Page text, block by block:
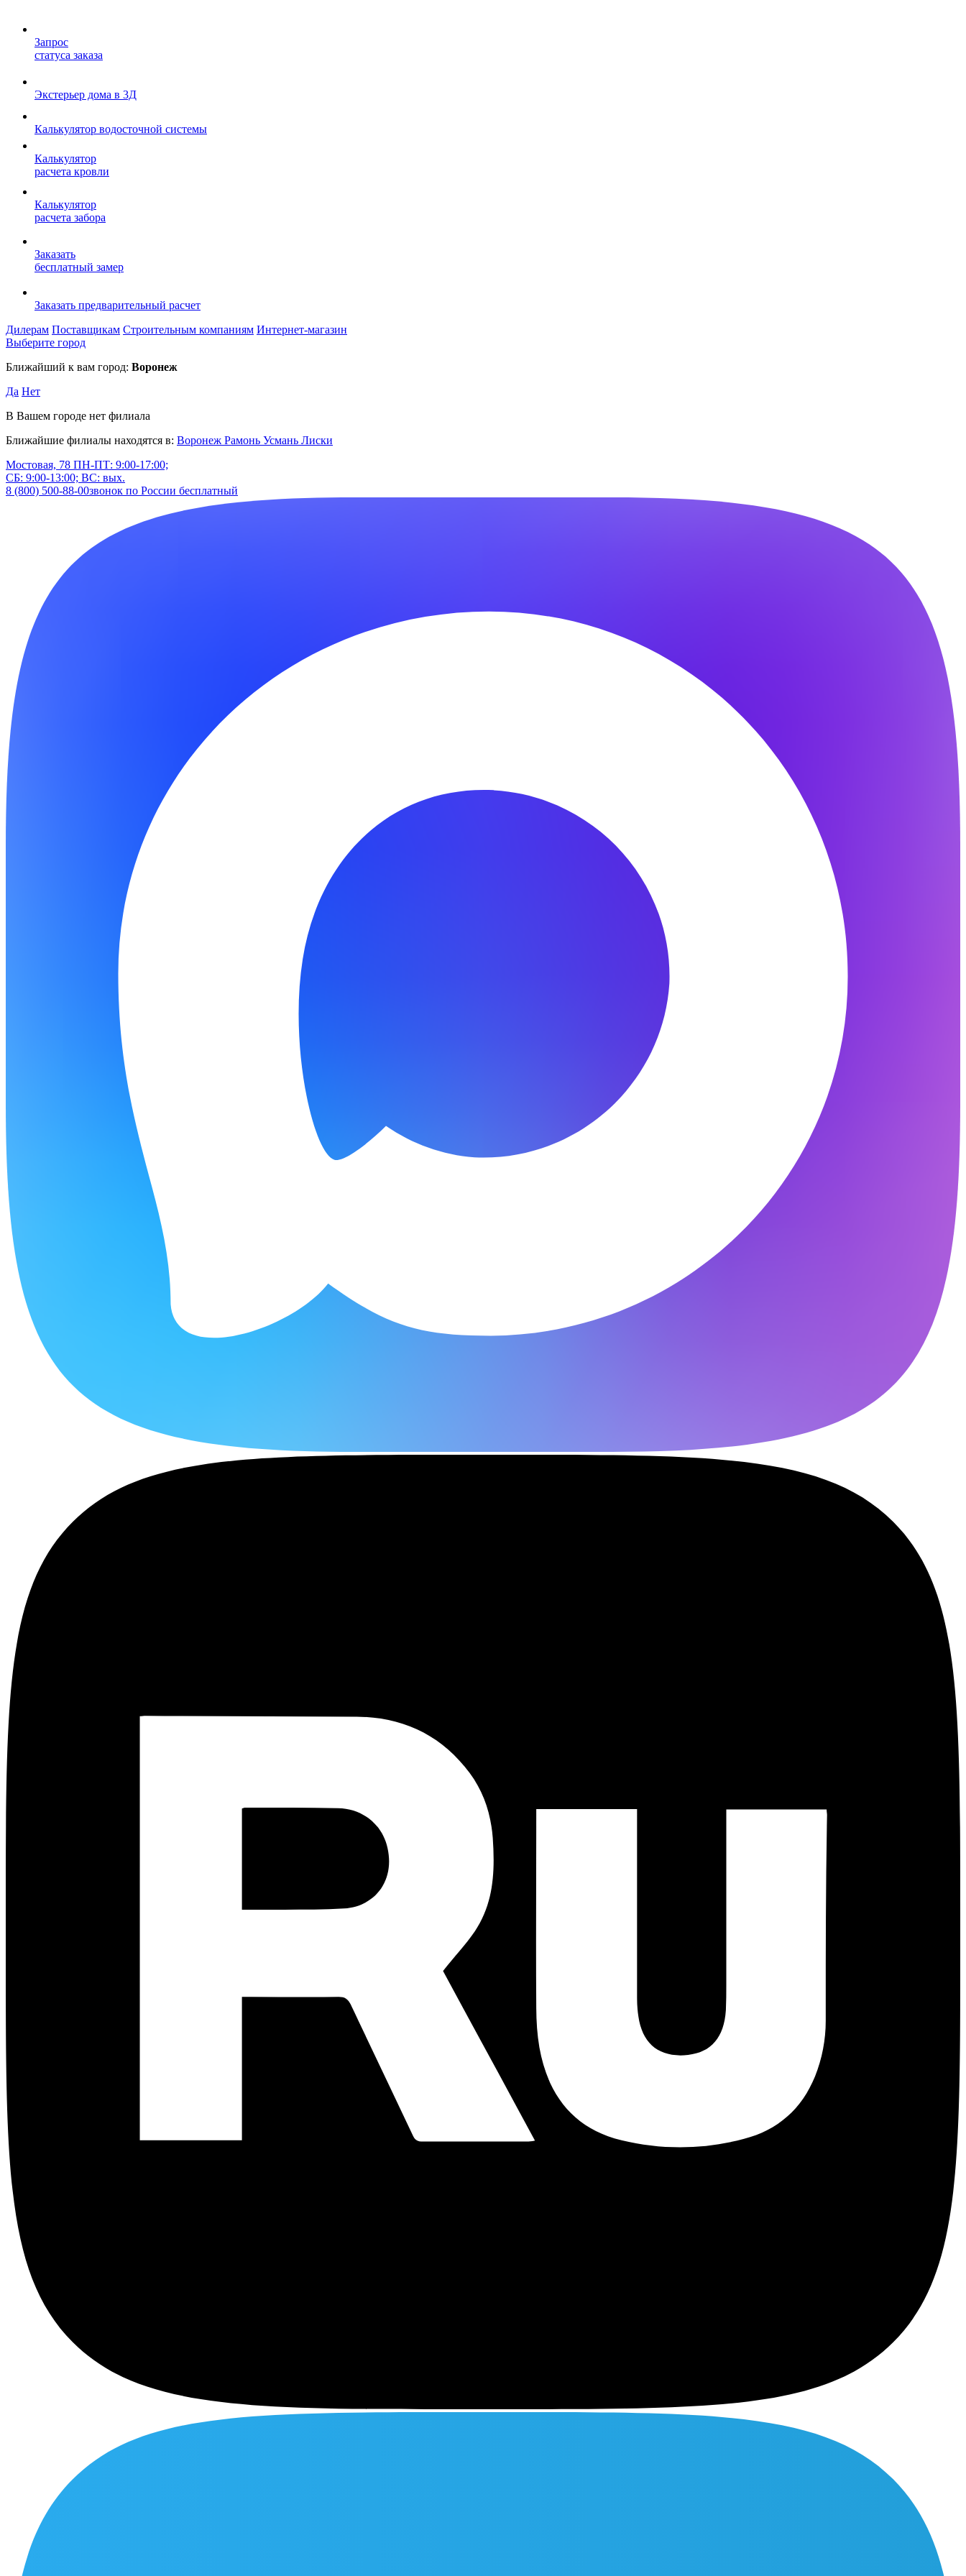
Запрос
статуса заказа
Экстерьер дома в 3Д
Калькулятор водосточной системы
Калькулятор
расчета кровли
Калькулятор
расчета забора
Заказать
бесплатный замер
Заказать предварительный расчет
Дилерам Поставщикам Строительным компаниям Интернет-магазин
Выберите город
Ближайший к вам город: Воронеж
Да Нет
В Вашем городе нет филиала
Ближайшие филиалы находятся в: Воронеж Рамонь Усмань Лиски
Мостовая, 78 ПН-ПТ: 9:00-17:00;
СБ: 9:00-13:00; ВС: вых.
8 (800) 500-88-00звонок по России бесплатный